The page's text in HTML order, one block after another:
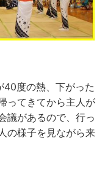
度の熱、下がった
ってきてから主人が
議があるので、行っ
の様子を見ながら来